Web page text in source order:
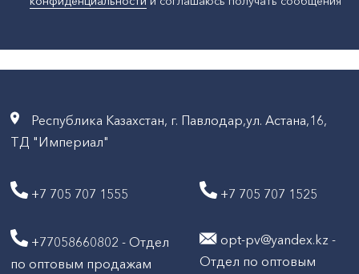
Республика Казахстан, г. Павлодар,ул. Астана,16,
ТД "Империал"
+7 705 707 1555 +7 705 707 1525
+77058660802 - Отдел
по оптовым продажам
opt-pv@yandex.kz -
Отдел по оптовым